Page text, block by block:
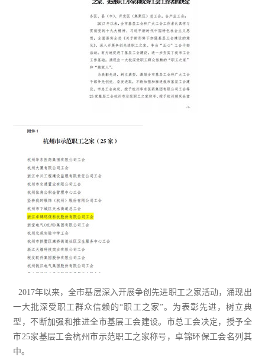
2017年以来，全市基层深入开展争创先进职工之家活动，涌现出
一大批深受职工群众信赖的“职工之家”。为表彰先进，树立典
型，不断加强和推进全市基层工会建设。市总工会决定，授予全
市25家基层工会杭州市示范职工之家称号，卓锦环保工会名列其
中。